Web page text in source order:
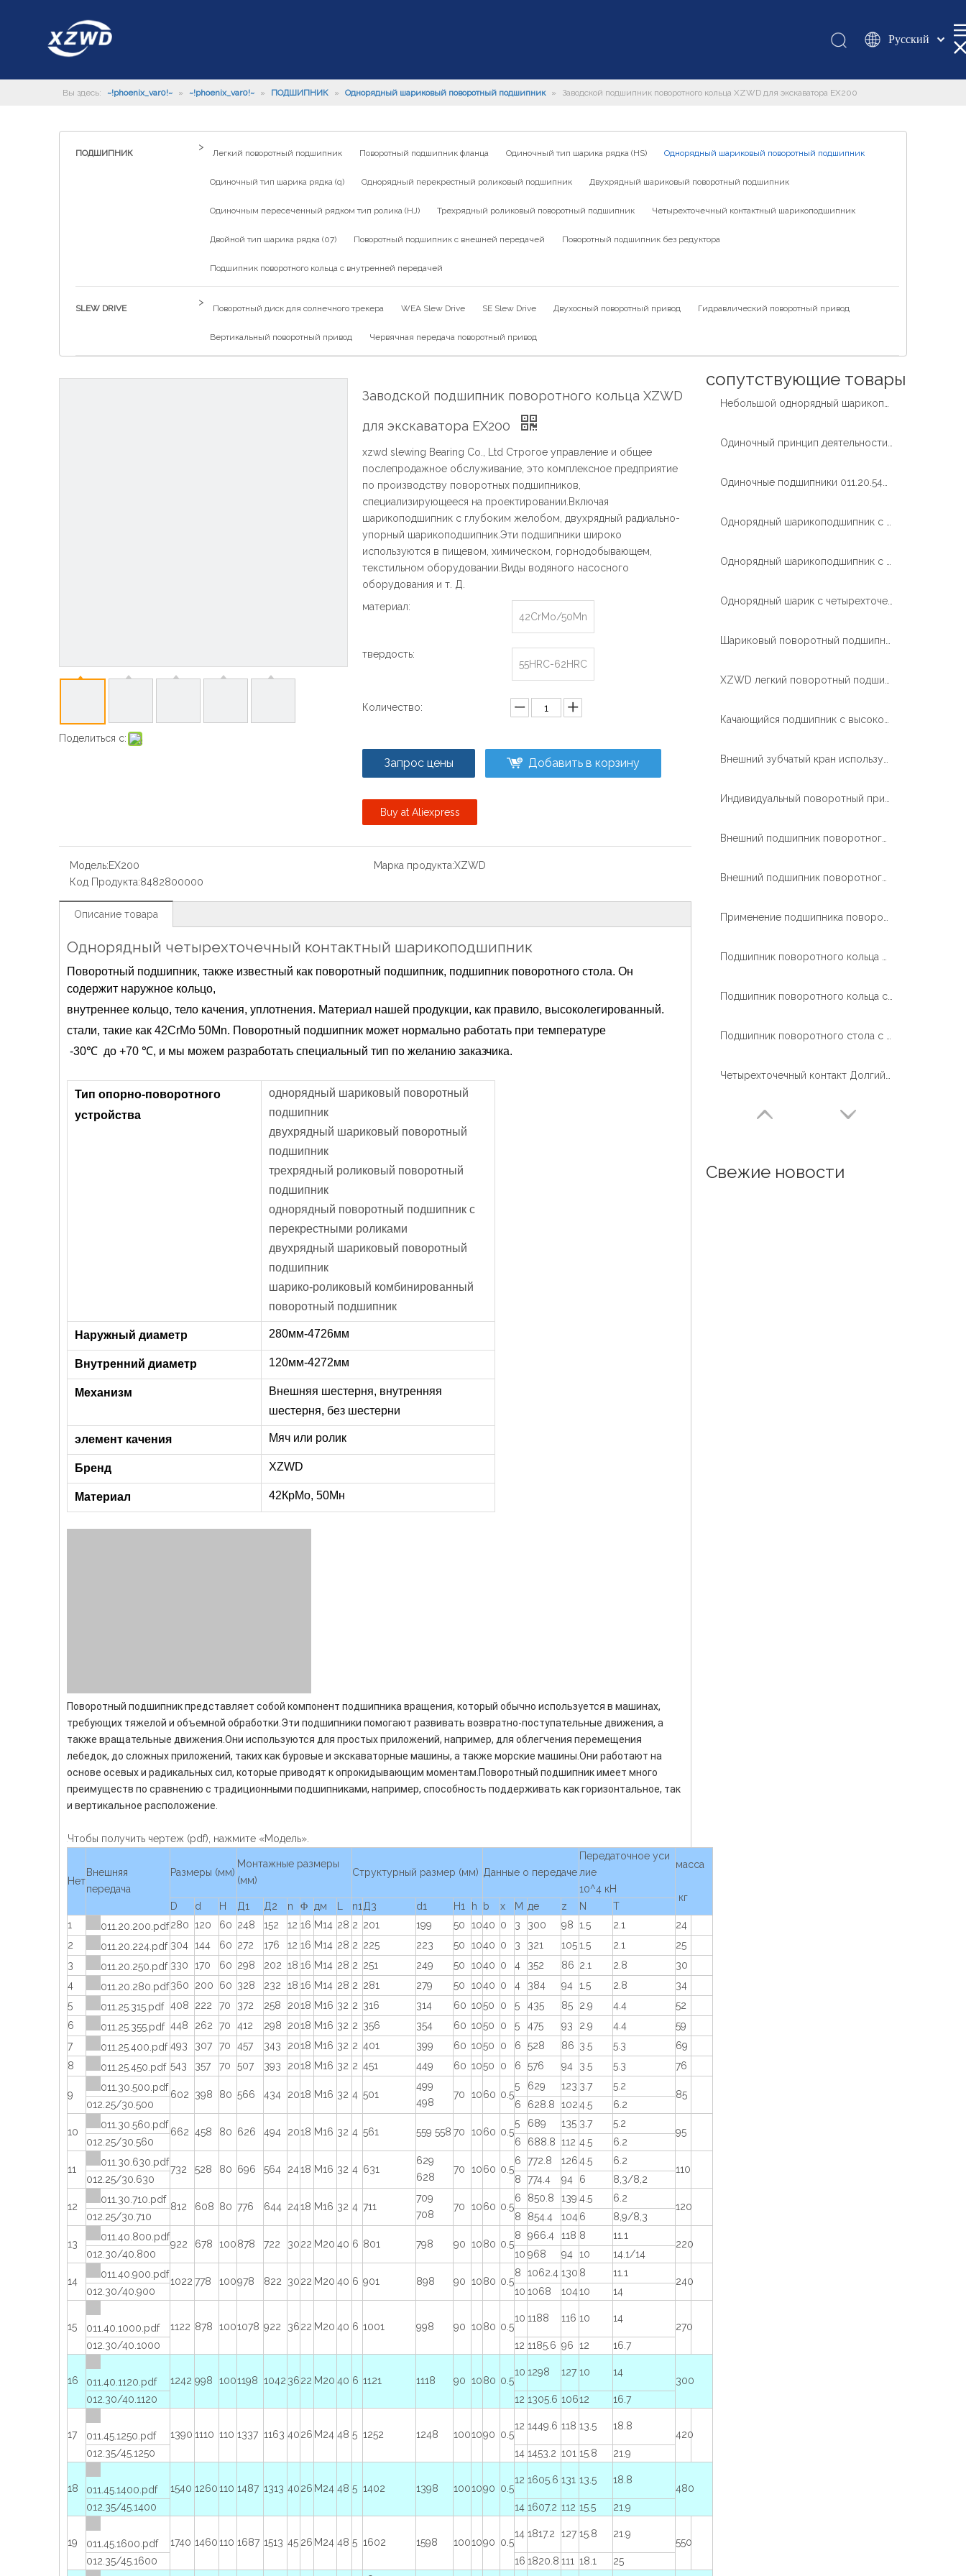
Pусский
românesc
简体中文
Вы здесь: ~!phoenix_var0!~ » ~!phoenix_var0!~ » ПОДШИПНИК » Однорядный шариковый поворотный подшипник » Заводской подшипник поворотного кольца XZWD для экскаватора EX200
ПОДШИПНИК
>
Легкий поворотный подшипник Поворотный подшипник фланца Одиночный тип шарика рядка (HS) Однорядный шариковый поворотный подшипник
Одиночный тип шарика рядка (q) Однорядный перекрестный роликовый подшипник Двухрядный шариковый поворотный подшипник
Одиночным пересеченный рядком тип ролика (HJ) Трехрядный роликовый поворотный подшипник Четырехточечный контактный шарикоподшипник
Двойной тип шарика рядка (07) Поворотный подшипник с внешней передачей Поворотный подшипник без редуктора
Подшипник поворотного кольца с внутренней передачей
SLEW DRIVE
>
Поворотный диск для солнечного трекера WEA Slew Drive SE Slew Drive Двухосный поворотный привод Гидравлический поворотный привод
Вертикальный поворотный привод Червячная передача поворотный привод
Поделиться с:
Заводской подшипник поворотного кольца XZWD
для экскаватора EX200
xzwd slewing Bearing Co., Ltd Строгое управление и общее
послепродажное обслуживание, это комплексное предприятие
по производству поворотных подшипников,
специализирующееся на проектировании.Включая
шарикоподшипник с глубоким желобом, двухрядный радиально-
упорный шарикоподшипник.Эти подшипники широко
используются в пищевом, химическом, горнодобывающем,
текстильном оборудовании.Виды водяного насосного
оборудования и т. Д.
материал:
42CrMo/50Mn
твердость:
55HRC-62HRC
Количество:
Запрос цены Добавить в корзину
Buy at Aliexpress
Модель:EX200 Марка продукта:XZWD
Код Продукта:8482800000
Описание товара
Однорядный четырехточечный контактный шарикоподшипник
Поворотный подшипник, также известный как поворотный подшипник, подшипник поворотного стола. Он
содержит наружное кольцо,
внутреннее кольцо, тело качения, уплотнения. Материал нашей продукции, как правило, высоколегированный.
стали, такие как 42CrMo 50Mn. Поворотный подшипник может нормально работать при температуре
-30℃ до +70 ℃, и мы можем разработать специальный тип по желанию заказчика.
Тип опорно-поворотного
устройства
однорядный шариковый поворотный
подшипник
двухрядный шариковый поворотный
подшипник
трехрядный роликовый поворотный
подшипник
однорядный поворотный подшипник с
перекрестными роликами
двухрядный шариковый поворотный
подшипник
шарико-роликовый комбинированный
поворотный подшипник
Наружный диаметр 280мм-4726мм
Внутренний диаметр 120мм-4272мм
Механизм
Внешняя шестерня, внутренняя
шестерня, без шестерни
элемент качения Мяч или ролик
Бренд XZWD
Материал 42КрМо, 50Мн
Поворотный подшипник представляет собой компонент подшипника вращения, который обычно используется в машинах,
требующих тяжелой и объемной обработки.Эти подшипники помогают развивать возвратно-поступательные движения, а
также вращательные движения.Они используются для простых приложений, например, для облегчения перемещения
лебедок, до сложных приложений, таких как буровые и экскаваторные машины, а также морские машины.Они работают на
основе осевых и радикальных сил, которые приводят к опрокидывающим моментам.Поворотный подшипник имеет много
преимуществ по сравнению с традиционными подшипниками, например, способность поддерживать как горизонтальное, так
и вертикальное расположение.
Чтобы получить чертеж (pdf), нажмите «Модель».
Нет
Внешняя
передача
Размеры (мм)
Монтажные размеры
(мм)
Структурный размер (мм) Данные о передаче
Передаточное уси
лие
10^4 кН
масса
кг
D d H Д1 Д2 n Φ дм n1 Д3 d1 Н1 h b x M де z N
T
1
011.20.200.pdf280 120 60 248 152 12 16 М14 28 2 201 199 50 1040 0 3 300 98 1.5 2.1
24
2
011.20.224.pdf 304 144 60 272 176 12 16 М14 28 2 225 223 50 1040 0 3 321 1051.5 2.1
25
3
011.20.250.pdf 330 170 60 298 202 18 16 М14 28 2 251 249 50 1040 0 4 352 86 2.1 2.8
30
4
011.20.280.pdf360 200 60 328 232 18 16 М14 28 2 281 279 50 1040 0 4 384 94 1.5 2.8
34
5
011.25.315.pdf 408 222 70 372 258 2018 М16 32 2 316 314 60 1050 0 5 435 85 2.9 4.4
52
6
011.25.355.pdf 448 262 70 412 298 2018 М16 32 2 356 354 60 1050 0 5 475 93 2.9 4.4
59
7
011.25.400.pdf 493 307 70 457 343 2018 М16 32 2 401 399 60 1050 0 6 528 86 3.5 5.3
69
8
011.25.450.pdf 543 357 70 507 393 2018 М16 32 2 451 449 60 1050 0 6 576 94 3.5 5.3 76
9
011.30.500.pdf
602 398 80 566 434 2018 М16 32 4 501
499
498
70 1060 0.5
5 629 123 3.7 5.2
85
012.25/30.500
6 628.8 1024.5 6.2
10
011.30.560.pdf
662 458 80 626 494 2018 М16 32 4 561 559 558 70 1060 0.5
5 689 135 3.7 5.2
95
012.25/30.560
6 688.8 112 4.5 6.2
11
011.30.630.pdf
732 528 80 696 564 2418 М16 32 4 631
629
628
70 1060 0.5
6 772.8 1264.5 6.2
110
012.25/30.630
8 774.4 94 6 8,3/8,2
12
011.30.710.pdf
812 608 80 776 644 2418 М16 32 4 711
709
708
70 1060 0.5
6 850.8 139 4.5 6.2
120
012.25/30.710
8 854.4 1046 8,9/8,3
13
011.40.800.pdf
922 678 100878 722 3022 М20 40 6 801 798 90 1080 0.5
8 966.4 118 8 11.1
220
012.30/40.800
10 968 94 10 14.1/14
14
011.40.900.pdf
1022 778 100978 822 3022 М20 40 6 901 898 90 1080 0.5
8 1062.4 130 8 11.1
240
012.30/40.900
10 1068 10410 14
15 011.40.1000.pdf 1122 878 1001078 922 3622 М20 40 6 1001 998 90 1080 0.5
10 1188 116 10 14
270
012.30/40.1000
12 1185.6 96 12 16.7
16 011.40.1120.pdf 1242 998 1001198 1042 3622 М20 40 6 1121 1118 90 1080 0.5
10 1298 127 10 14
300
012.30/40.1120
12 1305.6 10612 16.7
17 011.45.1250.pdf 1390 1110 110 1337 1163 4026 М24 48 5 1252 1248 1001090 0.5
12 1449.6 118 13.5 18.8
420
012.35/45.1250
14 1453.2 101 15.8 21.9
18 011.45.1400.pdf 1540 1260110 1487 1313 4026 М24 48 5 1402 1398 1001090 0.5
12 1605.6 131 13.5 18.8
480
012.35/45.1400
14 1607.2 112 15.5 21.9
19 011.45.1600.pdf 1740 1460110 1687 1513 45 26 М24 48 5 1602 1598 1001090 0.5
14 1817.2 127 15.8 21.9
550
012.35/45.1600
16 1820.8 111 18.1
25
сопутствующие товары
Свежие новости